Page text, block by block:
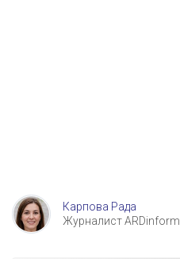
Карпова Рада
Журналист ARDinform